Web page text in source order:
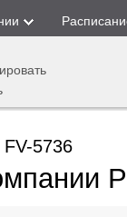
FV-5736